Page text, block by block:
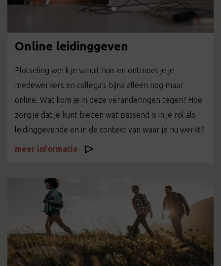
Online leidinggeven
Plotseling werk je vanuit huis en ontmoet je je
medewerkers en collega’s bijna alleen nog maar
online. Wat kom je in deze veranderingen tegen? Hoe
zorg je dat je kunt bieden wat passend is in je rol als
leidinggevende en in de context van waar je nu werkt?
meer informatie